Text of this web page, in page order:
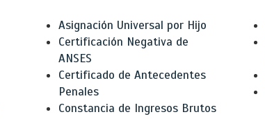
Asignación Universal por Hijo
Certificación Negativa de
ANSES
Certificado de Antecedentes
Penales
Constancia de Ingresos Brutos